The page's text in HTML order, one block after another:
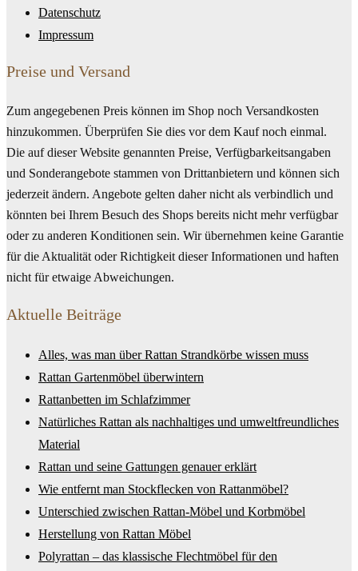
Datenschutz
Impressum
Preise und Versand
Zum angegebenen Preis können im Shop noch Versandkosten
hinzukommen. Überprüfen Sie dies vor dem Kauf noch einmal.
Die auf dieser Website genannten Preise, Verfügbarkeitsangaben
und Sonderangebote stammen von Drittanbietern und können sich
jederzeit ändern. Angebote gelten daher nicht als verbindlich und
könnten bei Ihrem Besuch des Shops bereits nicht mehr verfügbar
oder zu anderen Konditionen sein. Wir übernehmen keine Garantie
für die Aktualität oder Richtigkeit dieser Informationen und haften
nicht für etwaige Abweichungen.
Aktuelle Beiträge
Alles, was man über Rattan Strandkörbe wissen muss
Rattan Gartenmöbel überwintern
Rattanbetten im Schlafzimmer
Natürliches Rattan als nachhaltiges und umweltfreundliches
Material
Rattan und seine Gattungen genauer erklärt
Wie entfernt man Stockflecken von Rattanmöbel?
Unterschied zwischen Rattan-Möbel und Korbmöbel
Herstellung von Rattan Möbel
Polyrattan – das klassische Flechtmöbel für den